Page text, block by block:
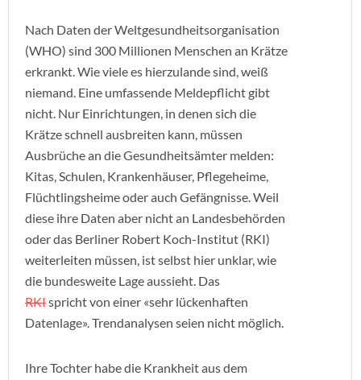
Nach Daten der Weltgesundheitsorganisation
(WHO) sind 300 Millionen Menschen an Krätze
erkrankt. Wie viele es hierzulande sind, weiß
niemand. Eine umfassende Meldepflicht gibt
nicht. Nur Einrichtungen, in denen sich die
Krätze schnell ausbreiten kann, müssen
Ausbrüche an die Gesundheitsämter melden:
Kitas, Schulen, Krankenhäuser, Pflegeheime,
Flüchtlingsheime oder auch Gefängnisse. Weil
diese ihre Daten aber nicht an Landesbehörden
oder das Berliner Robert Koch-Institut (RKI)
weiterleiten müssen, ist selbst hier unklar, wie
die bundesweite Lage aussieht. Das
RKIspricht von einer «sehr lückenhaften
Datenlage». Trendanalysen seien nicht möglich.
Ihre Tochter habe die Krankheit aus dem